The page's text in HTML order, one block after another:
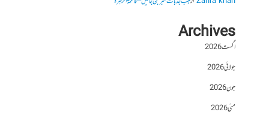
Archives
اگست 2026
جولائی 2026
جون 2026
مئی 2026